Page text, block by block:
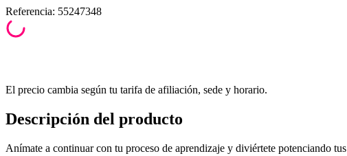
Referencia: 55247348
El precio cambia según tu tarifa de afiliación, sede y horario.
Descripción del producto
Anímate a continuar con tu proceso de aprendizaje y diviértete potenciando tus